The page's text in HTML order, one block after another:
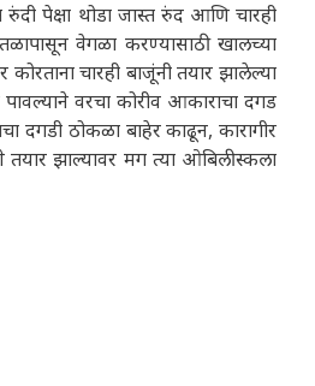
पेक्षा थोडा जास्त रुंद आणि चारही
वेगळा करण्यासाठी खालच्या
चारही बाजूंनी तयार झालेल्या
वरचा कोरीव आकाराचा दगड
दगडी ठोकळा बाहेर काढून, कारागीर
तयार झाल्यावर मग त्या ओबिलीस्कला